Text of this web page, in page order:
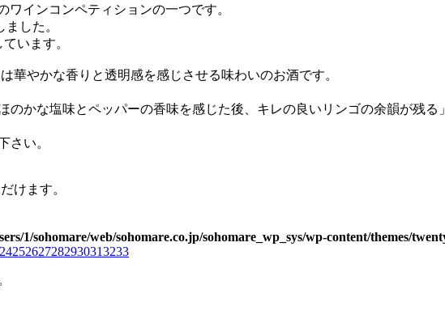
インコンペティションの一つです。
した。
います。
華やかな香りと透明感を感じさせる味わいのお酒です。
のかな塩味とペッパーの香味を感じた後、キレの良いリンゴの余韻が残る」
さい。
けます。
1/sohomare/web/sohomare.co.jp/sohomare_wp_sys/wp-content/themes/
24252627282930313233